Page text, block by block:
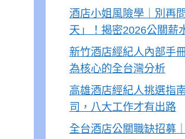
酒店小姐風險學｜別再
天」！揭密2026公關薪
新竹酒店經紀人內部手
為核心的全台灣分析
高雄酒店經紀人挑選指
司，八大工作才有出路
全台酒店公關職缺招募